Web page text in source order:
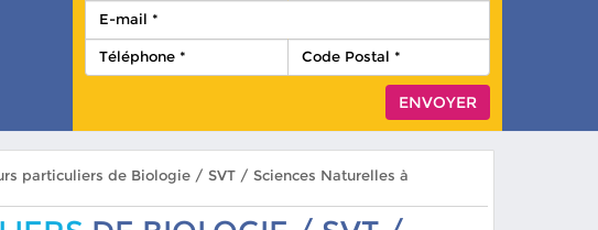
particuliers de Biologie / SVT / Sciences Naturelles à